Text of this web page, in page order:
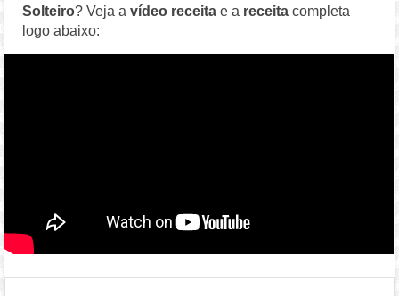
Solteiro? Veja avídeo receita e a receita completa
logo abaixo: